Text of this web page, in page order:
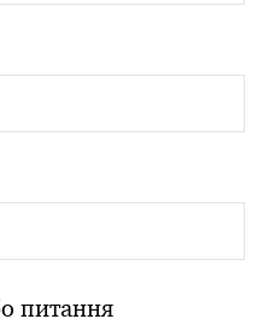
питання